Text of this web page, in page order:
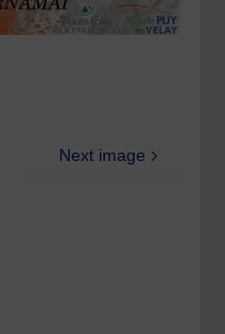
Next image